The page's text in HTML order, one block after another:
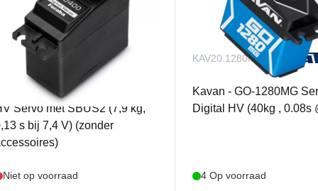
FPS-U400B
Futaba S-U400 Bulk Standard
Servo met SBUS2 (7,9 kg,
s bij 7,4 V) (zonder
Niet op voorraad
KAV20.1280MG
Kavan - GO-1280MG
Digital HV (40kg , 0.08s
4 Op voorraad